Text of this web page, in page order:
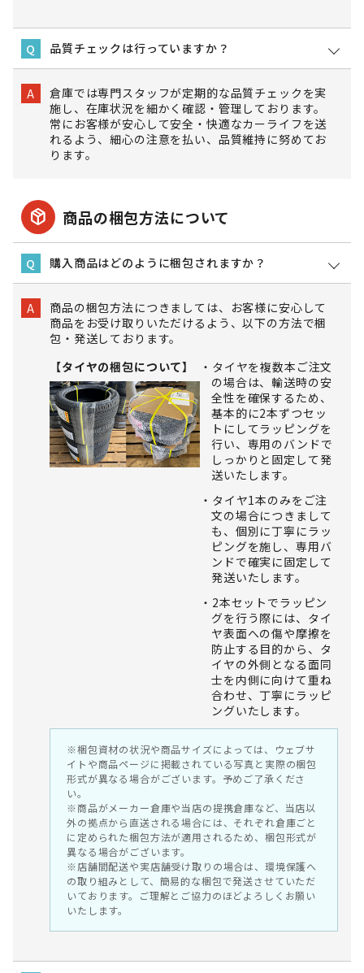
Q 品質チェックは行っていますか？
A
倉庫では専門スタッフが定期的な品質チェックを実
施し、在庫状況を細かく確認・管理しております。
常にお客様が安心して安全・快適なカーライフを送
れるよう、細心の注意を払い、品質維持に努めてお
ります。
package_2 商品の梱包方法について
Q 購入商品はどのように梱包されますか？
A
商品の梱包方法につきましては、お客様に安心して
商品をお受け取りいただけるよう、以下の方法で梱
包・発送しております。
【タイヤの梱包について】
タイヤを複数本ご注文
の場合は、輸送時の安
全性を確保するため、
基本的に2本ずつセッ
トにしてラッピングを
行い、専用のバンドで
しっかりと固定して発
送いたします。
タイヤ1本のみをご注
文の場合につきまして
も、個別に丁寧にラッ
ピングを施し、専用バ
ンドで確実に固定して
発送いたします。
2本セットでラッピン
グを行う際には、タイ
ヤ表面への傷や摩擦を
防止する目的から、タ
イヤの外側となる面同
士を内側に向けて重ね
合わせ、丁寧にラッピ
ングいたします。
※梱包資材の状況や商品サイズによっては、ウェブサ
イトや商品ページに掲載されている写真と実際の梱包
形式が異なる場合がございます。予めご了承くださ
い。
※商品がメーカー倉庫や当店の提携倉庫など、当店以
外の拠点から直送される場合には、それぞれ倉庫ごと
に定められた梱包方法が適用されるため、梱包形式が
異なる場合がございます。
※店舗間配送や実店舗受け取りの場合は、環境保護へ
の取り組みとして、簡易的な梱包で発送させていただ
いております。ご理解とご協力のほどよろしくお願い
いたします。